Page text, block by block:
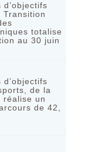
Transition
totalise
au 30 juin
de la
réalise un
de 42,